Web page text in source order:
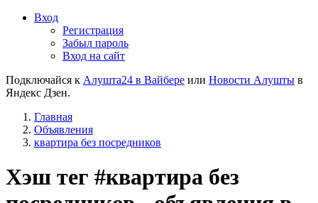
Вход
Регистрация
Забыл пароль
Вход на сайт
Подключайся к Алушта24 в Вайбере или Новости Алушты в
Яндекс Дзен.
Главная
Объявления
квартира без посредников
Хэш тег #квартира без